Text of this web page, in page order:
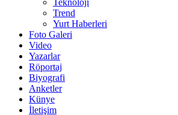
Trend
Yurt Haberleri
Foto Galeri
Video
Yazarlar
Röportaj
Biyografi
Anketler
Künye
İletişim